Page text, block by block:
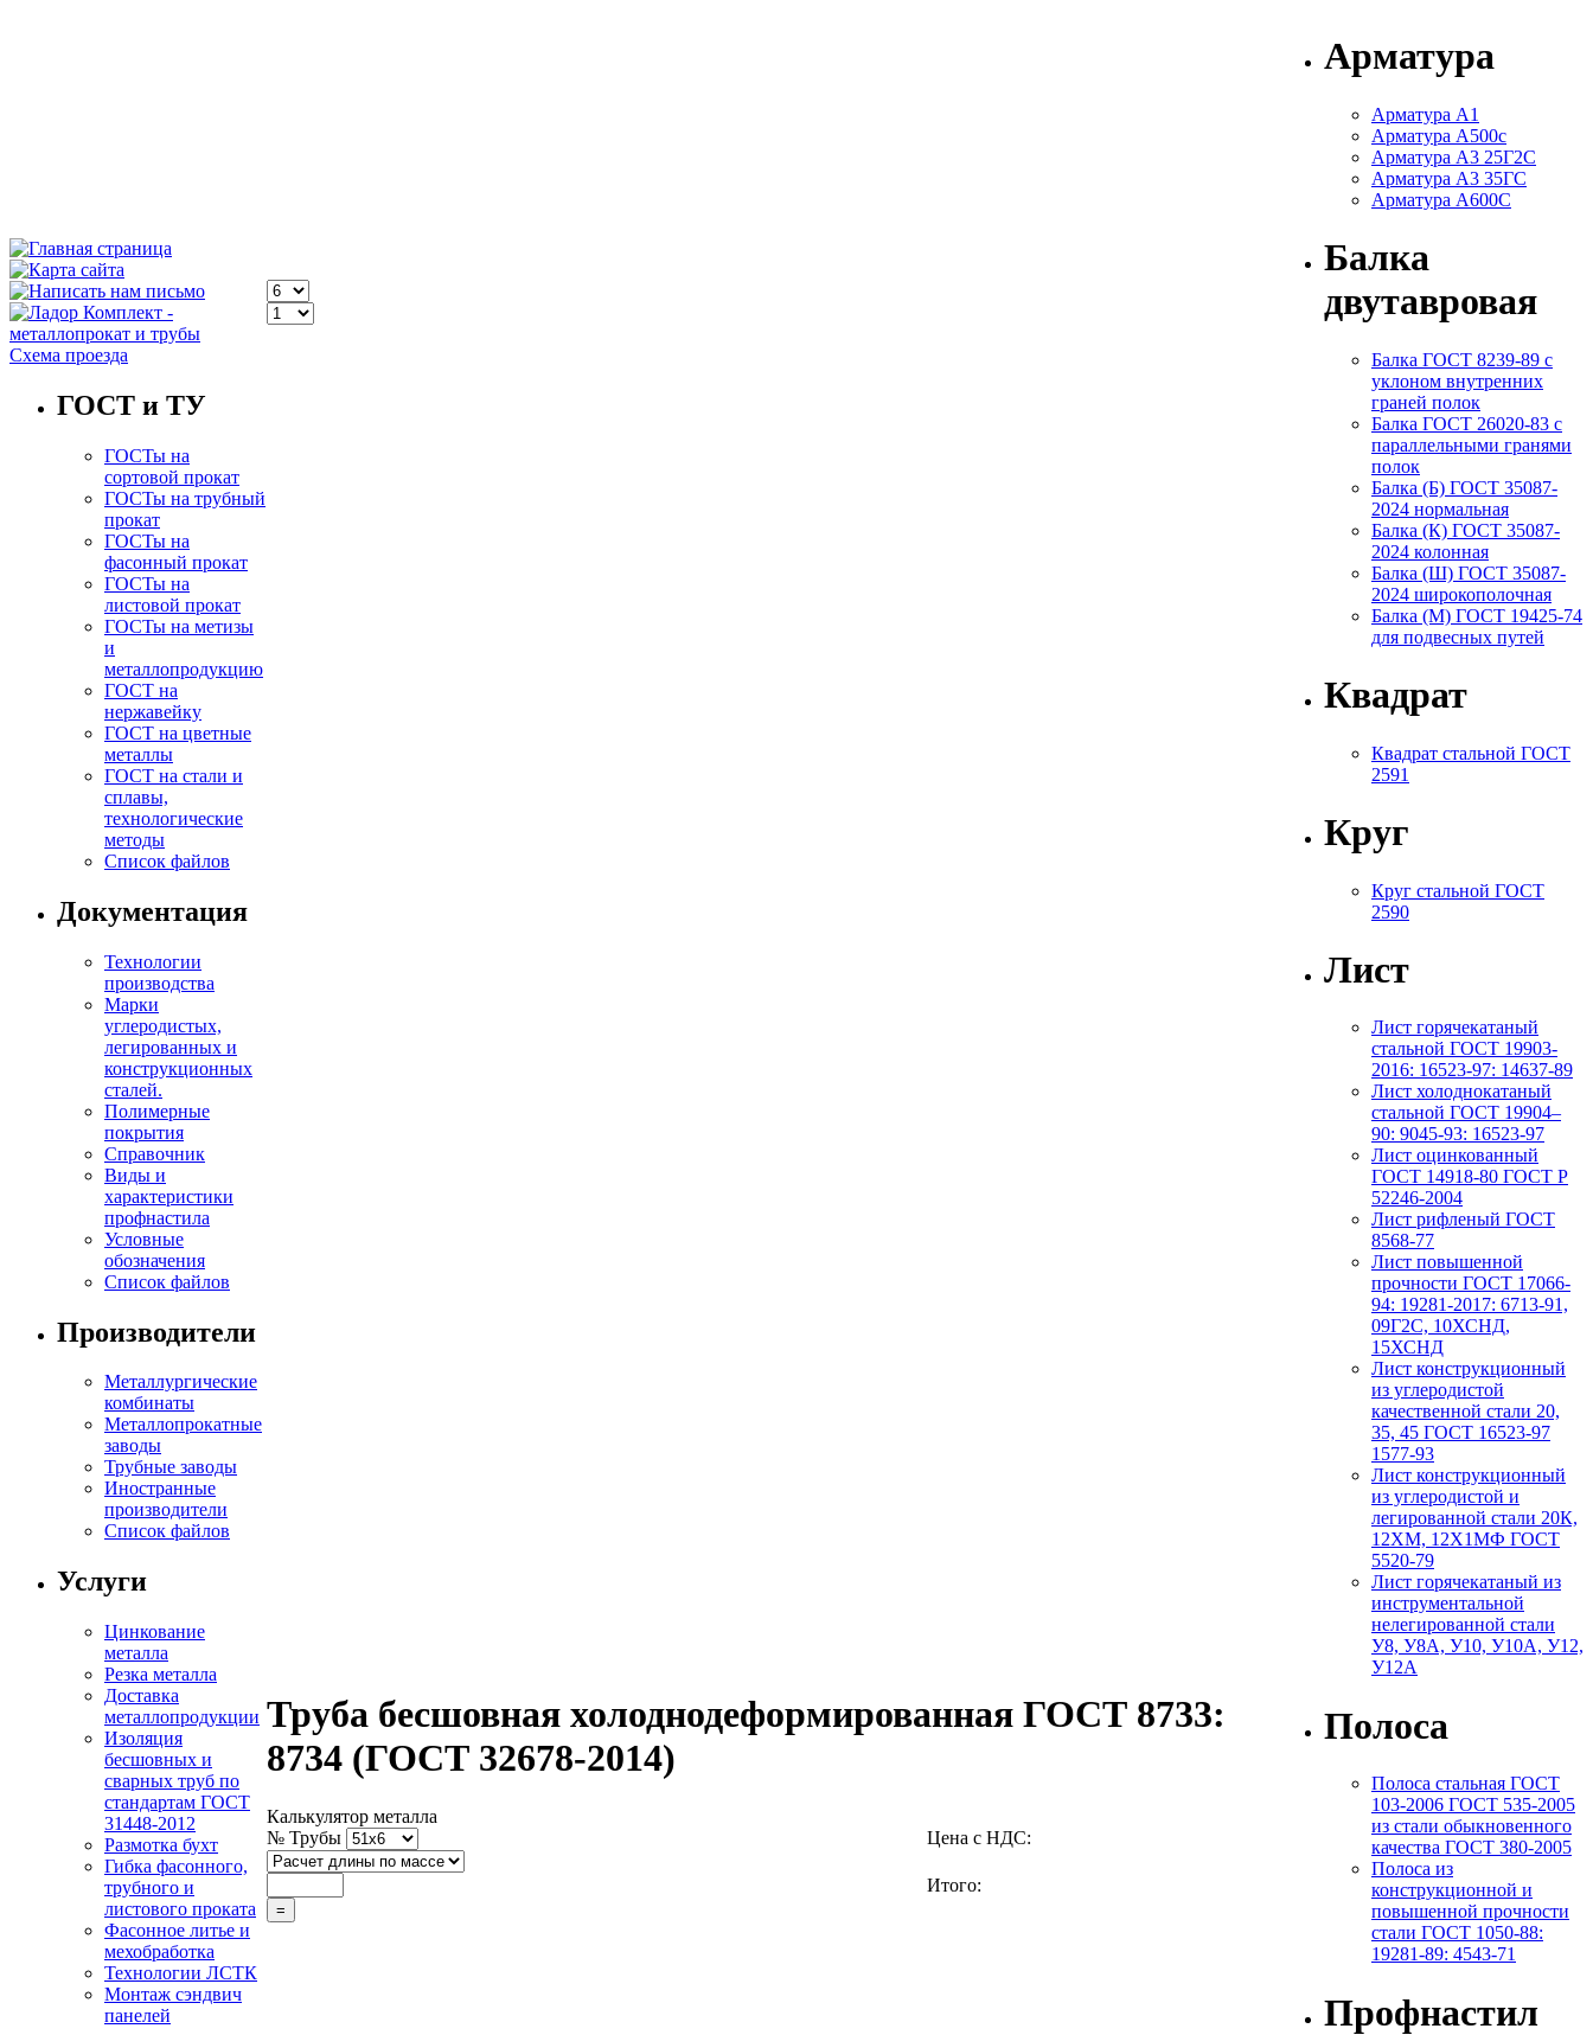
Схема проезда
ГОСТ и ТУ
ГОСТы на
сортовой прокат
ГОСТы на трубный
прокат
ГОСТы на
фасонный прокат
ГОСТы на
листовой прокат
ГОСТы на метизы
и
металлопродукцию
ГОСТ на
нержавейку
ГОСТ на цветные
металлы
ГОСТ на стали и
сплавы,
технологические
методы
Список файлов
Документация
Технологии
производства
Марки
углеродистых,
легированных и
конструкционных
сталей.
Полимерные
покрытия
Справочник
Виды и
характеристики
профнастила
Условные
обозначения
Список файлов
Производители
Металлургические
комбинаты
Металлопрокатные
заводы
Трубные заводы
Иностранные
производители
Список файлов
Услуги
Цинкование
металла
Резка металла
Доставка
металлопродукции
Изоляция
бесшовных и
сварных труб по
стандартам ГОСТ
31448-2012
Размотка бухт
Гибка фасонного,
трубного и
листового проката
Фасонное литье и
мехобработка
Технологии ЛСТК
Монтаж сэндвич
панелей
Труба бесшовная холоднодеформированная ГОСТ 8733:
8734 (ГОСТ 32678-2014)
Калькулятор металла
№ Трубы
Цена с НДС:
Итого:
Арматура
Арматура А1
Арматура А500с
Арматура А3 25Г2С
Арматура А3 35ГС
Арматура А600С
Балка
двутавровая
Балка ГОСТ 8239-89 с
уклоном внутренних
граней полок
Балка ГОСТ 26020-83 с
параллельными гранями
полок
Балка (Б) ГОСТ 35087-
2024 нормальная
Балка (К) ГОСТ 35087-
2024 колонная
Балка (Ш) ГОСТ 35087-
2024 широкополочная
Балка (М) ГОСТ 19425-74
для подвесных путей
Квадрат
Квадрат стальной ГОСТ
2591
Круг
Круг стальной ГОСТ
2590
Лист
Лист горячекатаный
стальной ГОСТ 19903-
2016: 16523-97: 14637-89
Лист холоднокатаный
стальной ГОСТ 19904–
90: 9045-93: 16523-97
Лист оцинкованный
ГОСТ 14918-80 ГОСТ Р
52246-2004
Лист рифленый ГОСТ
8568-77
Лист повышенной
прочности ГОСТ 17066-
94: 19281-2017: 6713-91,
09Г2С, 10ХСНД,
15ХСНД
Лист конструкционный
из углеродистой
качественной стали 20,
35, 45 ГОСТ 16523-97
1577-93
Лист конструкционный
из углеродистой и
легированной стали 20К,
12ХМ, 12Х1МФ ГОСТ
5520-79
Лист горячекатаный из
инструментальной
нелегированной стали
У8, У8А, У10, У10А, У12,
У12А
Полоса
Полоса стальная ГОСТ
103-2006 ГОСТ 535-2005
из стали обыкновенного
качества ГОСТ 380-2005
Полоса из
конструкционной и
повышенной прочности
стали ГОСТ 1050-88:
19281-89: 4543-71
Профнастил